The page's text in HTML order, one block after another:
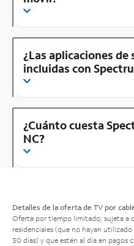
¿Las aplicaciones
incluidas con
¿Cuánto cuesta
NC?
Detalles de la oferta de TV por
Oferta por tiempo limitado; sujeta a
residenciales (que no hayan
30 días) y que estén al día en pagos